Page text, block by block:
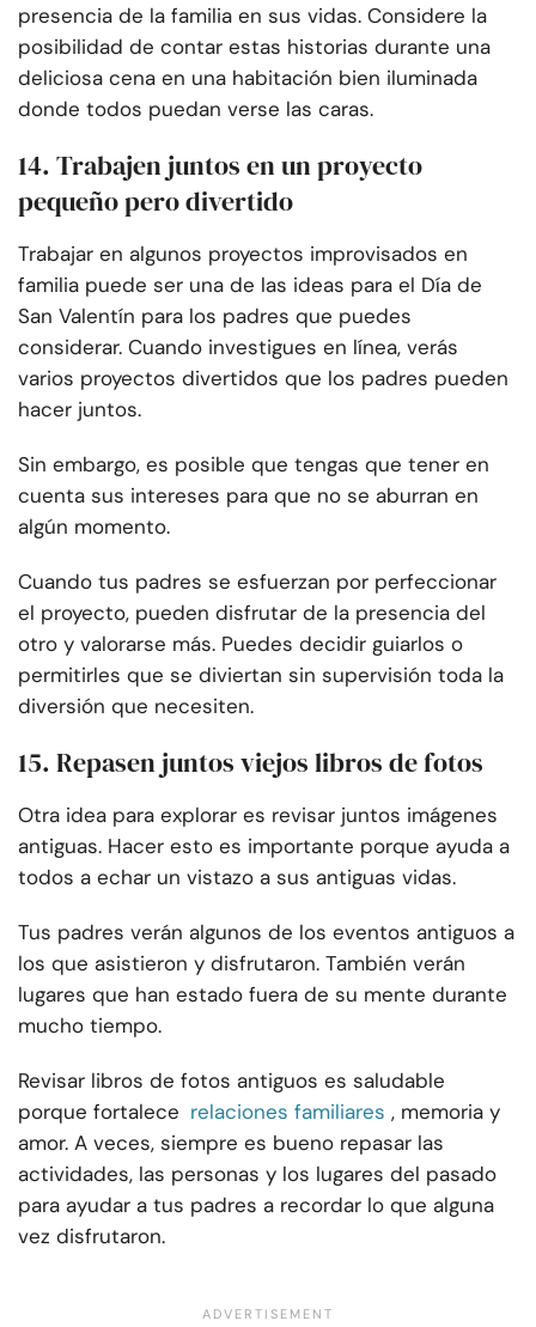
presencia de la familia en sus vidas. Considere la
posibilidad de contar estas historias durante una
deliciosa cena en una habitación bien iluminada
donde todos puedan verse las caras.
14. Trabajen juntos en un proyecto
pequeño pero divertido
Trabajar en algunos proyectos improvisados en
familia puede ser una de las ideas para el Día de
San Valentín para los padres que puedes
considerar. Cuando investigues en línea, verás
varios proyectos divertidos que los padres pueden
hacer juntos.
Sin embargo, es posible que tengas que tener en
cuenta sus intereses para que no se aburran en
algún momento.
Cuando tus padres se esfuerzan por perfeccionar
el proyecto, pueden disfrutar de la presencia del
otro y valorarse más. Puedes decidir guiarlos o
permitirles que se diviertan sin supervisión toda la
diversión que necesiten.
15. Repasen juntos viejos libros de fotos
Otra idea para explorar es revisar juntos imágenes
antiguas. Hacer esto es importante porque ayuda a
todos a echar un vistazo a sus antiguas vidas.
Tus padres verán algunos de los eventos antiguos a
los que asistieron y disfrutaron. También verán
lugares que han estado fuera de su mente durante
mucho tiempo.
Revisar libros de fotos antiguos es saludable
porque fortalece relaciones familiares , memoria y
amor. A veces, siempre es bueno repasar las
actividades, las personas y los lugares del pasado
para ayudar a tus padres a recordar lo que alguna
vez disfrutaron.